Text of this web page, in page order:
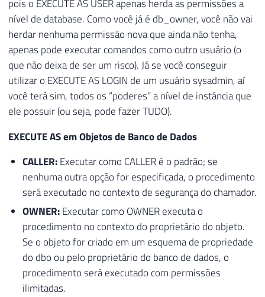
pois o EXECUTE AS USER apenas herda as permissões a
nível de database. Como você já é db_owner, você não vai
herdar nenhuma permissão nova que ainda não tenha,
apenas pode executar comandos como outro usuário (o
que não deixa de ser um risco). Já se você conseguir
utilizar o EXECUTE AS LOGIN de um usuário sysadmin, aí
você terá sim, todos os “poderes” a nível de instância que
ele possuir (ou seja, pode fazer TUDO).
EXECUTE AS em Objetos de Banco de Dados
CALLER:Executar como CALLER é o padrão; se
nenhuma outra opção for especificada, o procedimento
será executado no contexto de segurança do chamador.
OWNER:Executar como OWNER executa o
procedimento no contexto do proprietário do objeto.
Se o objeto for criado em um esquema de propriedade
do dbo ou pelo proprietário do banco de dados, o
procedimento será executado com permissões
ilimitadas.